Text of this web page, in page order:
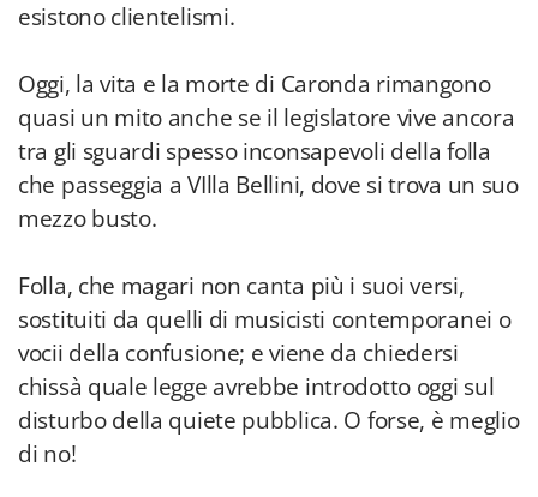
esistono clientelismi.
Oggi, la vita e la morte di Caronda rimangono
quasi un mito anche se il legislatore vive ancora
tra gli sguardi spesso inconsapevoli della folla
che passeggia a VIlla Bellini, dove si trova un suo
mezzo busto.
Folla, che magari non canta più i suoi versi,
sostituiti da quelli di musicisti contemporanei o
vocii della confusione; e viene da chiedersi
chissà quale legge avrebbe introdotto oggi sul
disturbo della quiete pubblica. O forse, è meglio
di no!